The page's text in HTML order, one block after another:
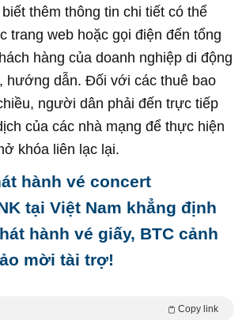
thêm thông tin chi tiết có thể
trang web hoặc gọi điện đến tổng
hàng của doanh nghiệp di động
hướng dẫn. Đối với các thuê bao
người dân phải đến trực tiếp
của các nhà mạng để thực hiện
khóa liên lạc lại.
hành vé concert
tại Việt Nam khẳng định
hành vé giấy, BTC cảnh
mời tài trợ!
Copy link